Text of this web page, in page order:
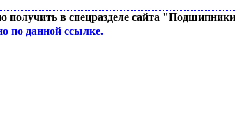
в спецразделе сайта
по данной ссылке.